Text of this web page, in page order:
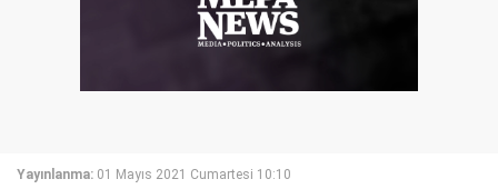
Yayınlanma: 01 Mayıs 2021 Cumartesi 10:10